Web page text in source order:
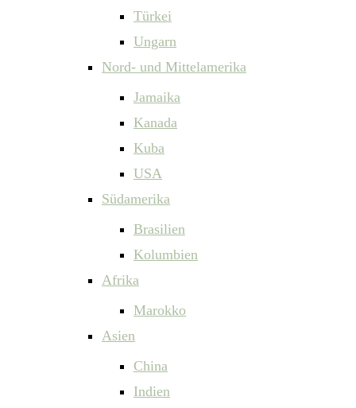
Türkei
Ungarn
Nord- und Mittelamerika
Jamaika
Kanada
Kuba
USA
Südamerika
Brasilien
Kolumbien
Afrika
Marokko
Asien
China
Indien